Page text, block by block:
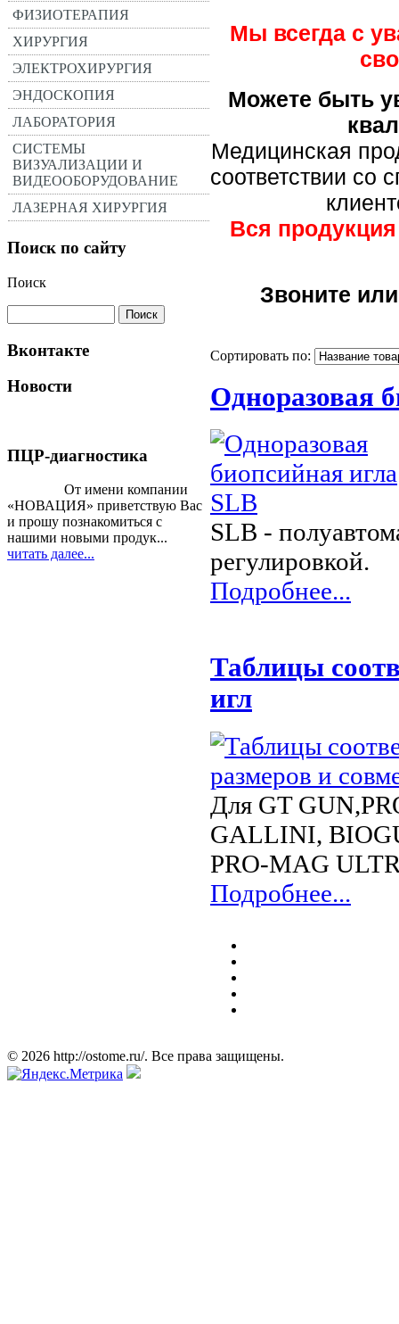
ФИЗИОТЕРАПИЯ
ХИРУРГИЯ
ЭЛЕКТРОХИРУРГИЯ
ЭНДОСКОПИЯ
ЛАБОРАТОРИЯ
СИСТЕМЫ
ВИЗУАЛИЗАЦИИ И
ВИДЕООБОРУДОВАНИЕ
ЛАЗЕРНАЯ ХИРУРГИЯ
Поиск по сайту
Поиск
Вконтакте
Новости
ПЦР-диагностика
От имени компании
«НОВАЦИЯ» приветствую Вас
и прошу познакомиться с
нашими новыми продук...
читать далее...
Мы всегда с
Можете быть
Медицинская
соответствии со
Вся
Звоните
Сортировать по:
Одноразовая
SLB -
регулировкой.
Подробнее...
Таблицы
игл
Для GT
GALLINI,
PRO-MAG
Подробнее...
© 2026 http://ostome.ru/. Все права защищены.